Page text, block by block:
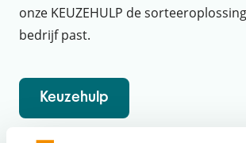
onze KEUZEHULP de
bedrijf past.
Keuzehulp